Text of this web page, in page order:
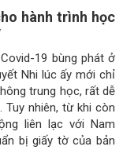
hành trình học
19 bùng phát ở
Nhi lúc ấy mới chỉ
trung học, rất dễ
nhiên, từ khi còn
liên lạc với Nam
bị giấy tờ của bản